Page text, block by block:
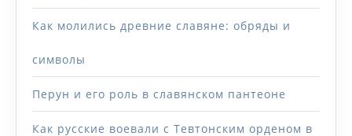
Как молились древние славяне: обряды и
символы
Перун и его роль в славянском пантеоне
Как русские воевали с Тевтонским орденом в